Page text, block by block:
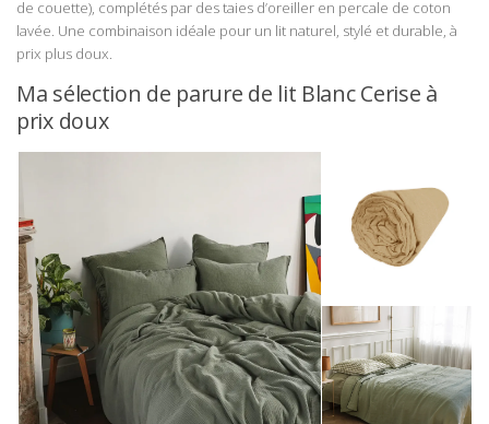
de couette), complétés par des taies d’oreiller en percale de coton
lavée. Une combinaison idéale pour un lit naturel, stylé et durable, à
prix plus doux.
Ma sélection de parure de lit Blanc Cerise à
prix doux